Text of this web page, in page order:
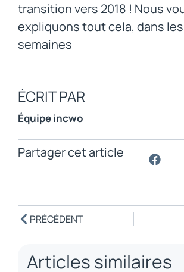
Articles similaires
transition vers 2018 ! Nous
expliquons tout cela, dans
semaines
ÉCRIT PAR
Équipe incwo
Partager cet article
PRÉCÉDENT